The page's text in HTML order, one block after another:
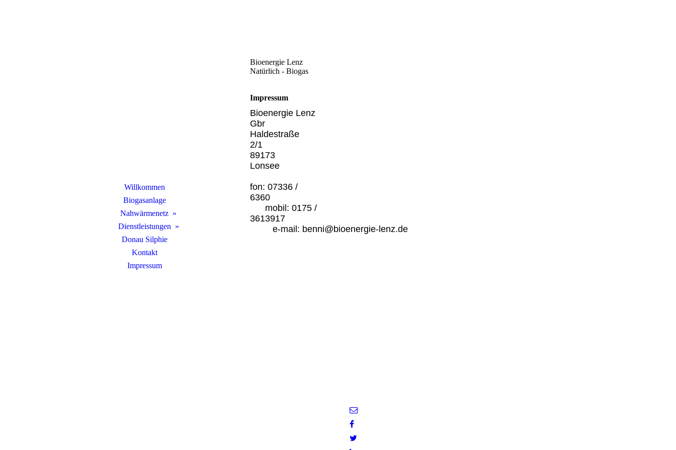
Willkommen
Biogasanlage
Nahwärmenetz
Dienstleistungen
Donau Silphie
Kontakt
Impressum
Bioenergie Lenz
Natürlich - Biogas
Impressum
Bioenergie Lenz
Gbr
Haldestraße
2/1
89173
Lonsee
fon: 07336 /
6360
mobil: 0175 /
3613917
e-mail: benni@bioenergie-lenz.de